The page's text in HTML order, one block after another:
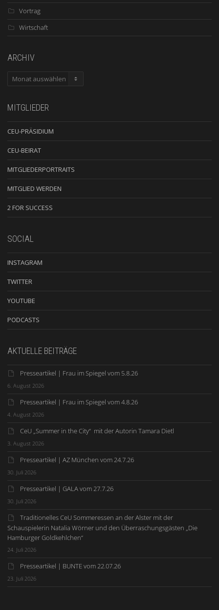
Vortrag
Wirtschaft
ARCHIV
ARCHIV
MITGLIEDER
CEU-PRÄSIDIUM
CEU-BEIRAT
MITGLIEDERPORTRAITS
MITGLIED WERDEN
2 FOR SUCCESS
SOCIAL
INSTAGRAM
TWITTER
YOUTUBE
PODCASTS
AKTUELLE BEITRÄGE
Presseartikel | Frau im Spiegel vom 5.8.26
6. August 2026
Presseartikel | Frau im Spiegel vom 4.8.26
4. August 2026
CeU „Summer in the City“ mit der Autorin Tamara Dietl
3. August 2026
Presseartikel | AZ München vom 24.7.26
30. Juli 2026
Presseartikel | GALA vom 27.7.26
30. Juli 2026
Traditionelles CeU Sommeressen an der Alster mit der
Schauspielerin Natalia Wörner und den Überraschungsgästen „Die
Hamburger Goldkehlchen“
24. Juli 2026
Presseartikel | BUNTE vom 22.07.26
23. Juli 2026